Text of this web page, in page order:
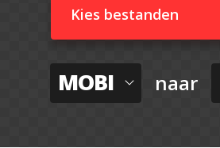
Kies bestanden
MOBI naar